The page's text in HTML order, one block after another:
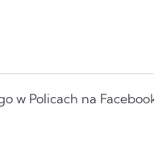
w Policach na